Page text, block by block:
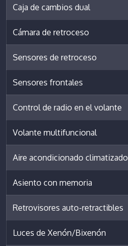
Caja de cambios dual
Cámara de retroceso
Sensores de retroceso
Sensores frontales
Control de radio en el volante
Volante multifuncional
Aire acondicionado climatizado
Asiento con memoria
Retrovisores auto-retractibles
Luces de Xenón/Bixenón